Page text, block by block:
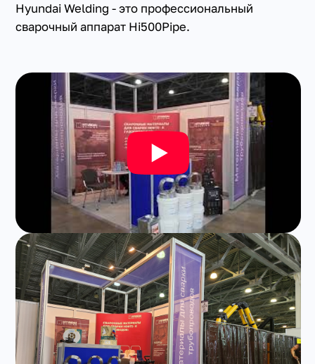
Hyundai Welding - это профессиональный
сварочный аппарат Hi500Pipe.